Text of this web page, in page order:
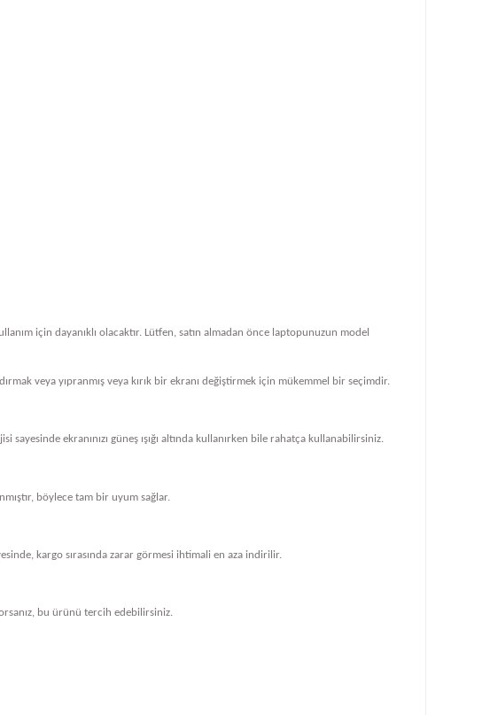
için dayanıklı olacaktır. Lütfen, satın almadan önce laptopunuzun model
veya yıpranmış veya kırık bir ekranı değiştirmek için mükemmel bir seçimdir.
ekranınızı güneş ışığı altında kullanırken bile rahatça kullanabilirsiniz.
böylece tam bir uyum sağlar.
kargo sırasında zarar görmesi ihtimali en aza indirilir.
bu ürünü tercih edebilirsiniz.